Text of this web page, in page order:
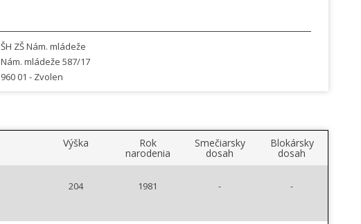
ŠH ZŠ Nám. mládeže
Nám. mládeže 587/17
960 01 - Zvolen
Výška Rok
narodenia
Smečiarsky
dosah
Blokársky
dosah
204 1981 - -